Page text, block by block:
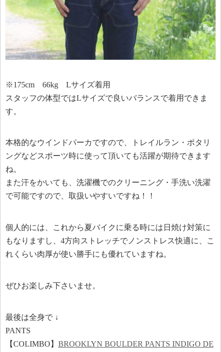
※175cm 66kg Lサイズ着用
スタッフの体型ではLサイズで良いバランスで着用できま
す。
本格的なウインドパーカですので、トレイルラン・ポタリ
ングなどスポーツ時に使って頂いても活躍が期待できます
ね。
また汗をかいても、洗濯機でのクリーニング・手洗い洗濯
で可能ですので、取扱いやすいですね！！
個人的には、これから夏バイクに乗る時には日焼け対策に
もなりますし、4方向ストレッチでノンストレス快適に、こ
れくらい肉厚が使い勝手にも優れていますね。
ぜひお楽しみ下さいませ。
最後は全身で ↓
PANTS
【COLIMBO】 BROOKLYN BOULDER PANTS INDIGO DE